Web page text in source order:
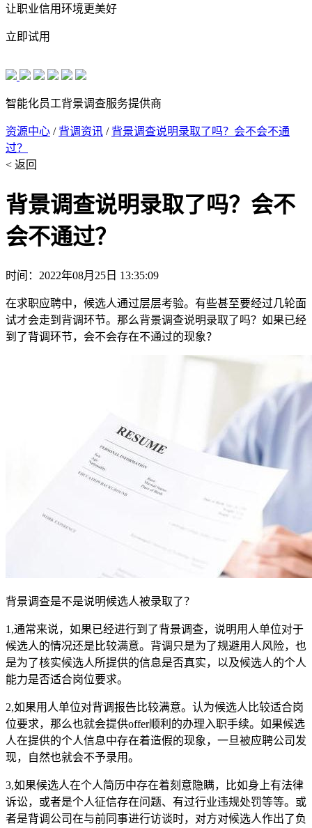
让职业信用环境更美好
立即试用
智能化员工背景调查服务提供商
资源中心 / 背调资讯 / 背景调查说明录取了吗？会不会不通
过？
< 返回
背景调查说明录取了吗？会不
会不通过？
时间：2022年08月25日 13:35:09
在求职应聘中，候选人通过层层考验。有些甚至要经过几轮面
试才会走到背调环节。那么背景调查说明录取了吗？如果已经
到了背调环节，会不会存在不通过的现象？
背景调查是不是说明候选人被录取了？
1,通常来说，如果已经进行到了背景调查，说明用人单位对于
候选人的情况还是比较满意。背调只是为了规避用人风险，也
是为了核实候选人所提供的信息是否真实，以及候选人的个人
能力是否适合岗位要求。
2,如果用人单位对背调报告比较满意。认为候选人比较适合岗
位要求，那么也就会提供offer顺利的办理入职手续。如果候选
人在提供的个人信息中存在着造假的现象，一旦被应聘公司发
现，自然也就会不予录用。
3,如果候选人在个人简历中存在着刻意隐瞒，比如身上有法律
诉讼，或者是个人征信存在问题、有过行业违规处罚等等。或
者是背调公司在与前同事进行访谈时，对方对候选人作出了负